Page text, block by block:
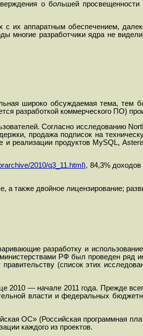
о большей просвещенности
аппаратным обеспечением,
разработчики ядра не
широко обсуждаемая тема,
разработкой коммерческого ПО)
Согласно исследованию
продажа подписок на
и реализации продуктов MySQL,
2010/q3_11.html), 84,3%
двойное лицензирование;
разработку и
РФ был проведен ряд
(список этих
— начале 2011 года. Прежде
власти и федеральных
ОС» (Российская программная
каждого из проектов.